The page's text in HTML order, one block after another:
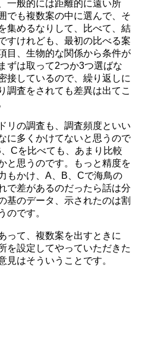
一般的には距離的に遠い所
でも複数案の中に選んで、そ
集めるなりして、比べて、結
すけれども、最初の比べる案
目、生物的な関係から条件が
ずは取って2つか3つ選ばな
接しているので、繰り返しに
調査をされても差異は出てこ
リの調査も、調査頻度といい
に多くかけてないと思うので
Cを比べても、あまり比較
と思うのです。もっと精度を
もかけ、A、B、Cで海鳥の
で差があるのだったら話は分
基のデータ、示されたのは割
のです。
って、複数案を出すときに
を設定してやっていただきた
見はそういうことです。